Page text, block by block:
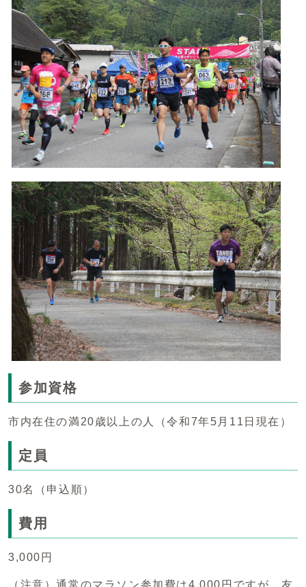
参加資格
市内在住の満20歳以上の人（令和7年5月11日現在）
定員
30名（申込順）
費用
3,000円
（注意）通常のマラソン参加費は4,000円ですが、友